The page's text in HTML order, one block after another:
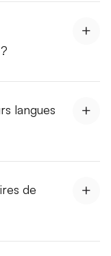
langues
de